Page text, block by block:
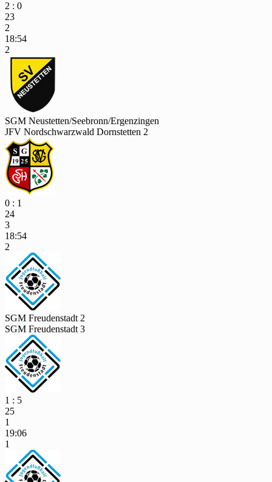
2 : 0
23
2
18:54
2
SGM Neustetten/Seebronn/Ergenzingen
JFV Nordschwarzwald Dornstetten 2
0 : 1
24
3
18:54
2
SGM Freudenstadt 2
SGM Freudenstadt 3
1 : 5
25
1
19:06
1